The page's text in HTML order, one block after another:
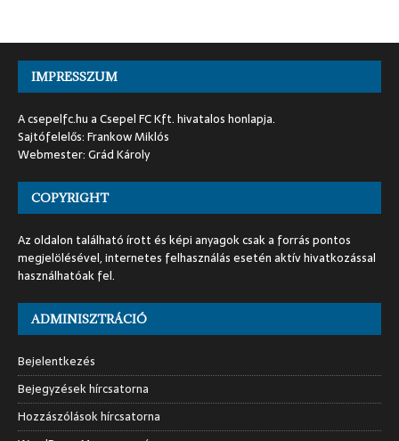
IMPRESSZUM
A csepelfc.hu a Csepel FC Kft. hivatalos honlapja.
Sajtófelelős: Frankow Miklós
Webmester: Grád Károly
COPYRIGHT
Az oldalon található írott és képi anyagok csak a forrás pontos
megjelölésével, internetes felhasználás esetén aktív hivatkozással
használhatóak fel.
ADMINISZTRÁCIÓ
Bejelentkezés
Bejegyzések hírcsatorna
Hozzászólások hírcsatorna